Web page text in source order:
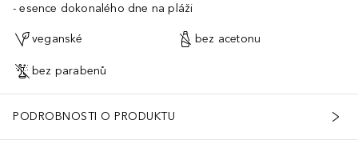
esence dokonalého dne na pláži
veganské bez acetonu
bez parabenů
PODROBNOSTI O PRODUKTU